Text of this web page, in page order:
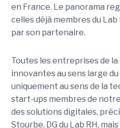
en France. Le panorama
celles déjà membres du
par son partenaire.
Toutes les entreprises de
innovantes au sens large
uniquement au sens de la
start-ups membres de
des solutions digitales,
Stourbe, DG du Lab RH,